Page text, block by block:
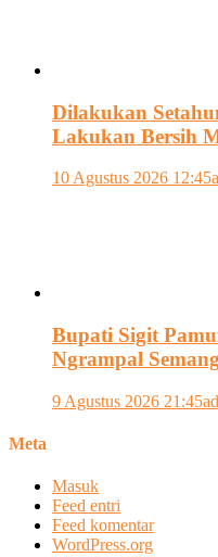
Dilakukan
Lakukan Bersih
10 Agustus 2026 12:45
Bupati Sigit
Ngrampal
9 Agustus 2026 21:45
Meta
Masuk
Feed entri
Feed komentar
WordPress.org